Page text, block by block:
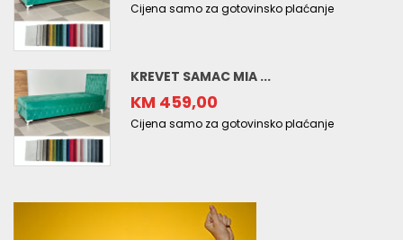
Cijena samo za gotovinsko plaćanje
KREVET SAMAC MIA ...
KM 459,00
Cijena samo za gotovinsko plaćanje